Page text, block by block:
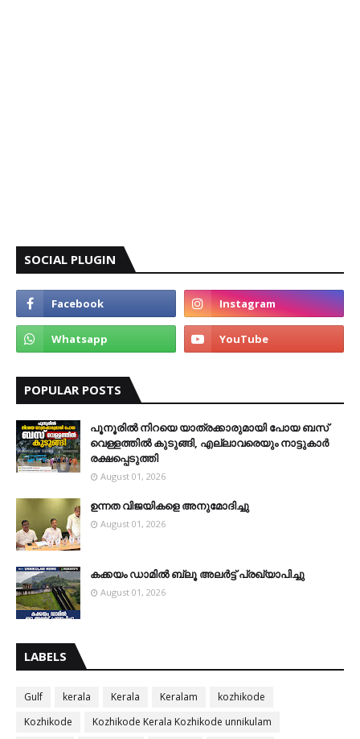
SOCIAL PLUGIN
POPULAR POSTS
പൂനൂരിൽ നിറയെ യാത്രക്കാരുമായി പോയ ബസ്
വെള്ളത്തിൽ കുടുങ്ങി, എല്ലാവരെയും നാട്ടുകാർ
രക്ഷപ്പെടുത്തി
August 01, 2026
ഉന്നത വിജയികളെ അനുമോദിച്ചു
August 01, 2026
കക്കയം ഡാമിൽ ബ്ലൂ അലർട്ട് പ്രഖ്യാപിച്ചു
August 01, 2026
LABELS
Gulf kerala Kerala Keralam
kozhikode
Kozhikode
Kozhikode Kerala Kozhikode unnikulam